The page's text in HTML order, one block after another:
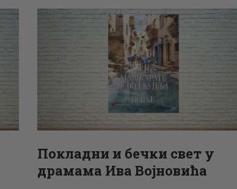
АКТУЕЛНОСТИ
ЦЕНОВНИК
ПИСМО
Покладни и бечки свет у
драмама Ива Војновића